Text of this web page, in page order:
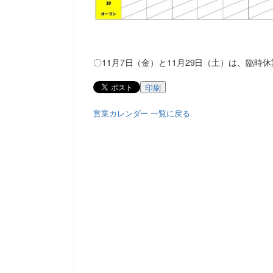
〇11月7日（金）と11月29日（土）は、臨時休
印刷
営業カレンダー 一覧に戻る